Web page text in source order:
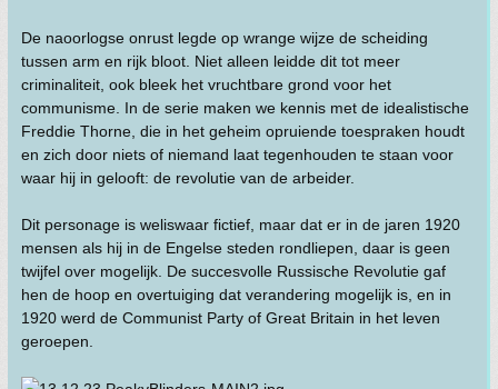
De naoorlogse onrust legde op wrange wijze de scheiding
tussen arm en rijk bloot. Niet alleen leidde dit tot meer
criminaliteit, ook bleek het vruchtbare grond voor het
communisme. In de serie maken we kennis met de idealistische
Freddie Thorne, die in het geheim opruiende toespraken houdt
en zich door niets of niemand laat tegenhouden te staan voor
waar hij in gelooft: de revolutie van de arbeider.
Dit personage is weliswaar fictief, maar dat er in de jaren 1920
mensen als hij in de Engelse steden rondliepen, daar is geen
twijfel over mogelijk. De succesvolle Russische Revolutie gaf
hen de hoop en overtuiging dat verandering mogelijk is, en in
1920 werd de Communist Party of Great Britain in het leven
geroepen.